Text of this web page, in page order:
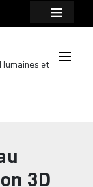
et
3D